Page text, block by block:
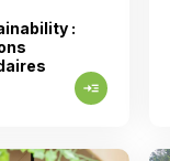
:
read_more